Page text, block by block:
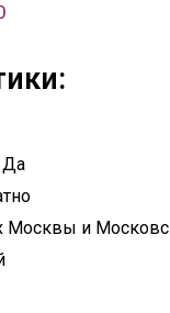
Да
Москвы и